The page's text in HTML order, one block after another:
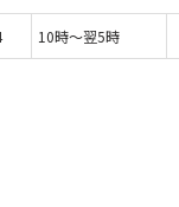
10時～翌5時